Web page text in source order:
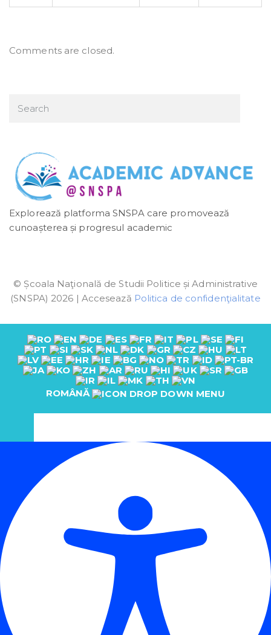
Comments are closed.
Explorează platforma SNSPA care promovează
cunoașterea și progresul academic
© Școala Naţională de Studii Politice și Administrative
(SNSPA) 2026 | Accesează Politica de confidenţialitate
ROMÂNĂ